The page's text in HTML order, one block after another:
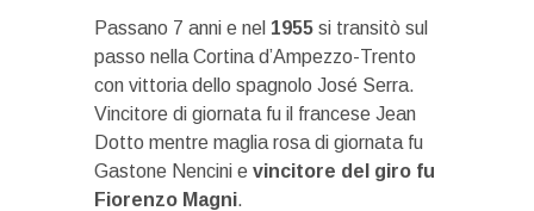
Passano 7 anni e nel 1955 si transitò sul
passo nella Cortina d’Ampezzo-Trento
con vittoria dello spagnolo José Serra.
Vincitore di giornata fu il francese Jean
Dotto mentre maglia rosa di giornata fu
Gastone Nencini e vincitore del giro fu
Fiorenzo Magni.